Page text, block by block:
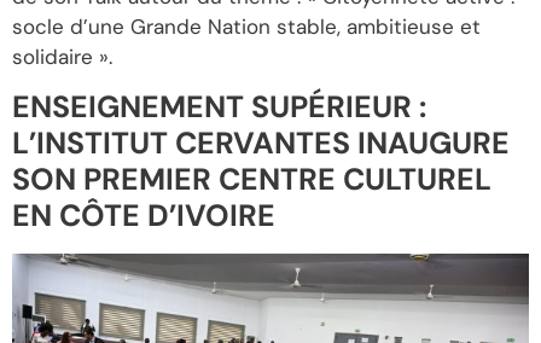
socle d’une Grande Nation stable, ambitieuse et
solidaire ».
ENSEIGNEMENT SUPÉRIEUR :
L’INSTITUT CERVANTES INAUGURE
SON PREMIER CENTRE CULTUREL
EN CÔTE D’IVOIRE